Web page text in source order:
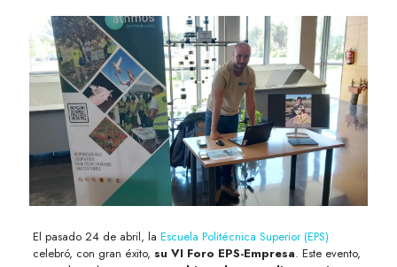
El pasado 24 de abril, la Escuela Politécnica Superior (EPS)
celebró, con gran éxito, su VI Foro EPS-Empresa. Este evento,